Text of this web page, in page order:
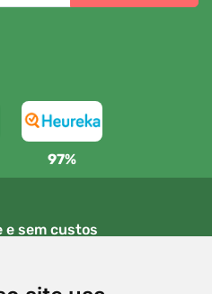
97%
e sem custos
superiores a 80 EUR
gratuitas